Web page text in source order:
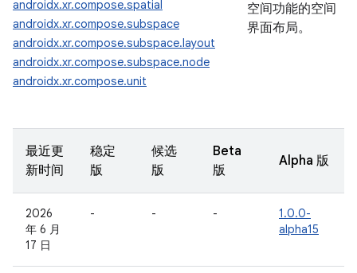
androidx.xr.compose.spatial
androidx.xr.compose.subspace
androidx.xr.compose.subspace.layout
androidx.xr.compose.subspace.node
androidx.xr.compose.unit
空间功能的空间
界面布局。
最近更
新时间
稳定
版
候选
版
Beta
版
Alpha 版
2026
年 6 月
17 日
- - -
1.0.0-
alpha15